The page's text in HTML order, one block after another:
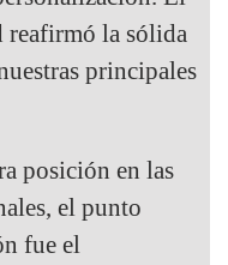
reafirmó la sólida
principales
posición en las
el punto
fue el